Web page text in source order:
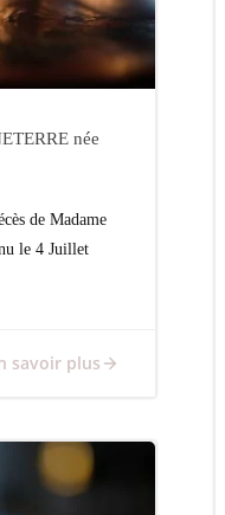
née
de Madame
le 4 Juillet
savoir plus